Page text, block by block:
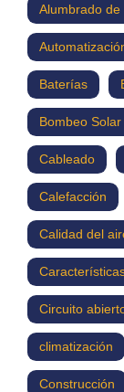
Alumbrado de
Baterías
Bombeo Solar
Cableado
Calefacción
Calidad del
Circuito
climatización
Construcción